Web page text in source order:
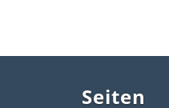
Seiten